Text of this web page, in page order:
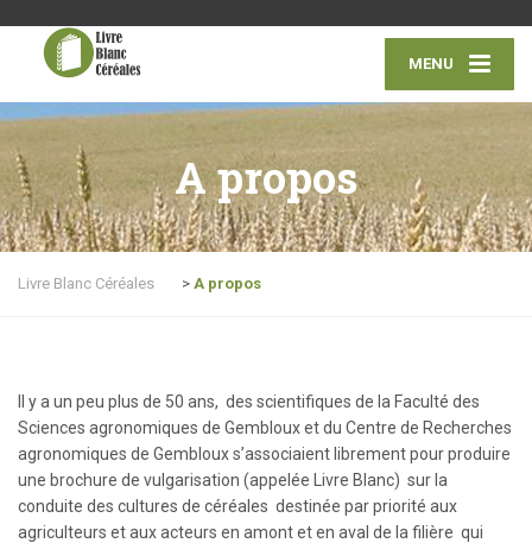
MENU
A propos
Livre Blanc Céréales > A propos
Il y a un peu plus de 50 ans, des scientifiques de la Faculté des
Sciences agronomiques de Gembloux et du Centre de Recherches
agronomiques de Gembloux s’associaient librement pour produire
une brochure de vulgarisation (appelée Livre Blanc) sur la
conduite des cultures de céréales destinée par priorité aux
agriculteurs et aux acteurs en amont et en aval de la filière qui